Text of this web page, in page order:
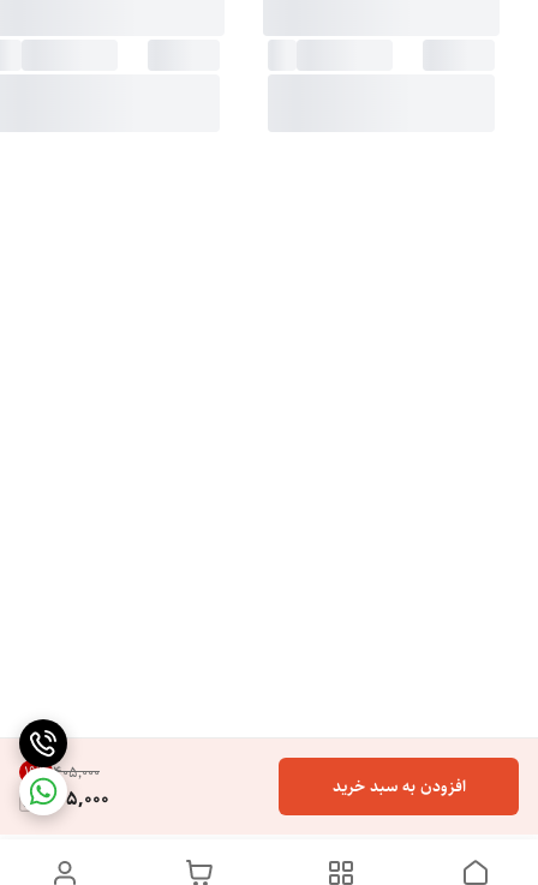
۴۰۵٬۰۰۰ 19%
325,000 افزودن به سبد خرید